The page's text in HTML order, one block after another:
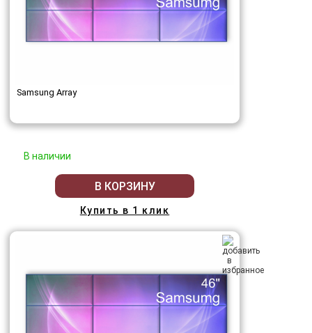
Samsung Array
В наличии
В КОРЗИНУ
Купить в 1 клик